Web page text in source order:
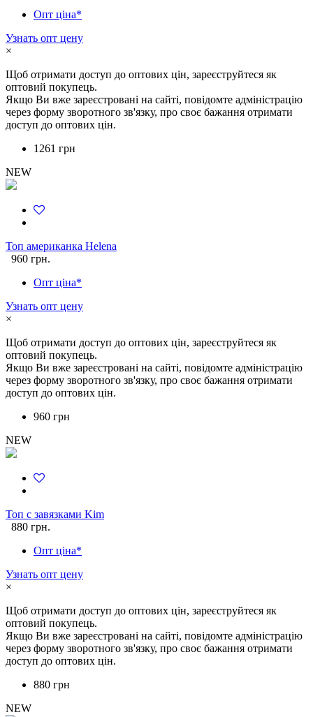
Опт ціна*
Узнать опт цену
×
Щоб отримати доступ до оптових цін, зареєструйтеся як
оптовий покупець.
Якщо Ви вже зареєстровані на сайті, повідомте адміністрацію
через форму зворотного зв'язку, про своє бажання отримати
доступ до оптових цін.
1261 грн
NEW
Топ американка Helena
960 грн.
Опт ціна*
Узнать опт цену
×
Щоб отримати доступ до оптових цін, зареєструйтеся як
оптовий покупець.
Якщо Ви вже зареєстровані на сайті, повідомте адміністрацію
через форму зворотного зв'язку, про своє бажання отримати
доступ до оптових цін.
960 грн
NEW
Топ с завязками Kim
880 грн.
Опт ціна*
Узнать опт цену
×
Щоб отримати доступ до оптових цін, зареєструйтеся як
оптовий покупець.
Якщо Ви вже зареєстровані на сайті, повідомте адміністрацію
через форму зворотного зв'язку, про своє бажання отримати
доступ до оптових цін.
880 грн
NEW